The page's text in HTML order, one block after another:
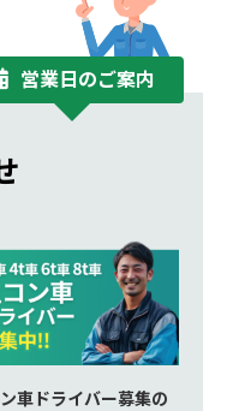
車ドライバー募集の
営業日のご案内